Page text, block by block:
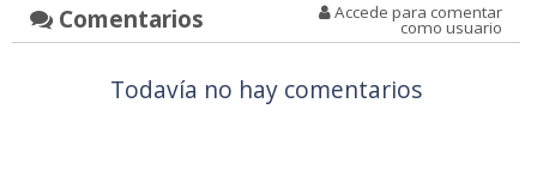
Comentarios Accede para comentar
como usuario
Todavía no hay comentarios